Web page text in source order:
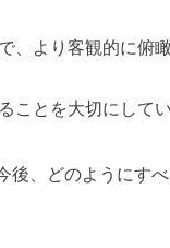
、より客観的に俯
ことを大切にしてい
後、どのようにす